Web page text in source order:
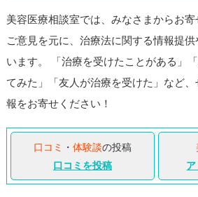
美容医療相談室では、みなさまからお
ご意見を元に、治療法に関する情報提
います。 「治療を受けたことがある」
てみた」「友人が治療を受けた」など
報をお寄せください！
口コミ ・ 体験談の投稿
口コミを投稿